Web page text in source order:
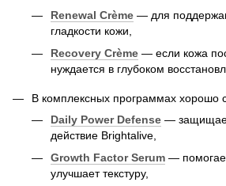
Renewal Crème — для
гладкости кожи,
Recovery Crème — если кожа
нуждается в глубоком
В комплексных программах хорошо
Daily Power Defense —
действие Brightalive,
Growth Factor Serum —
улучшает текстуру,